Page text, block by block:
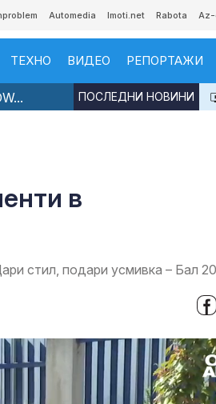
Automedia Imoti.net Rabota Az-
ТЕХНО ВИДЕО РЕПОРТАЖИ
ПОСЛЕДНИ НОВИНИ
в
стил, подари усмивка – Бал